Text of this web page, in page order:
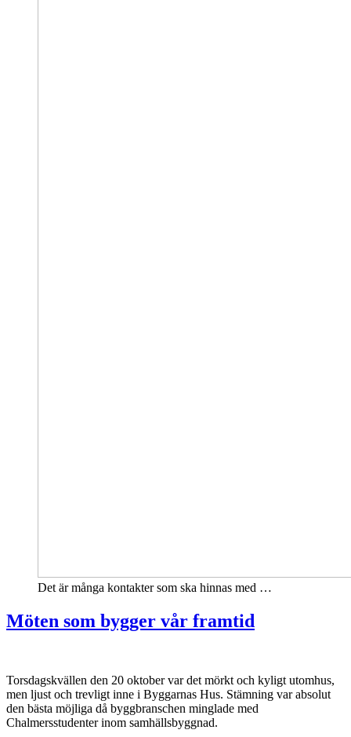
Det är många kontakter som ska hinnas med …
Möten som bygger vår framtid
Torsdagskvällen den 20 oktober var det mörkt och kyligt utomhus,
men ljust och trevligt inne i Byggarnas Hus. Stämning var absolut
den bästa möjliga då byggbranschen minglade med
Chalmersstudenter inom samhällsbyggnad.